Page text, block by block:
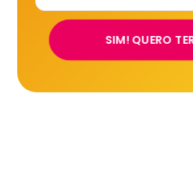
SIM! QUERO